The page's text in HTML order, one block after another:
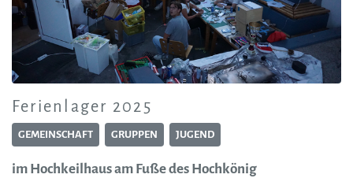
Ferienlager 2025
GEMEINSCHAFT GRUPPEN JUGEND
im Hochkeilhaus am Fuße des Hochkönig